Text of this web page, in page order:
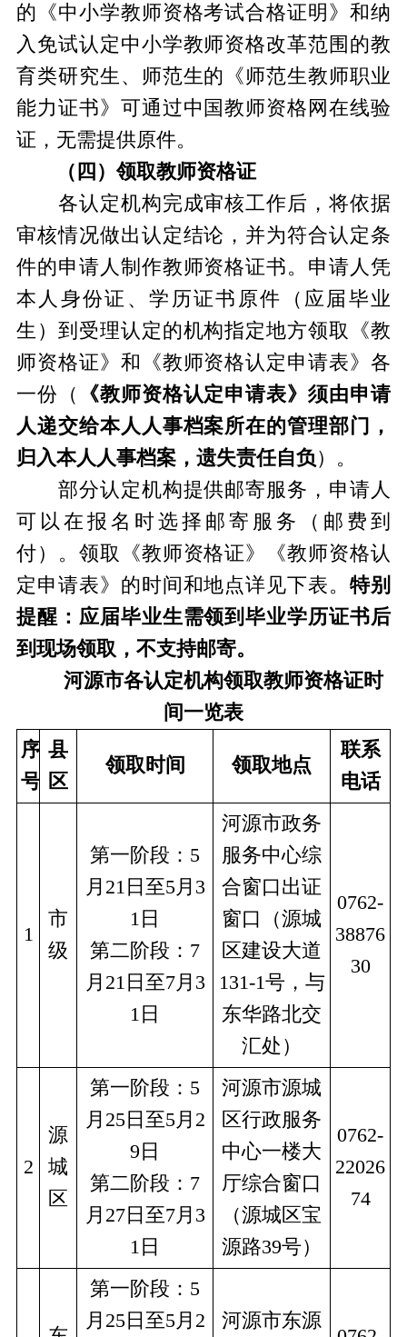
的《中小学教师资格考试合格证明》和纳
入免试认定中小学教师资格改革范围的教
育类研究生、师范生的《师范生教师职业
能力证书》可通过中国教师资格网在线验
证，无需提供原件。
（四）领取教师资格证
各认定机构完成审核工作后，将依据
审核情况做出认定结论，并为符合认定条
件的申请人制作教师资格证书。申请人凭
本人身份证、学历证书原件（应届毕业
生）到受理认定的机构指定地方领取《教
师资格证》和《教师资格认定申请表》各
一份（
《教师资格认定申请表》须由申请
人递交给本人人事档案所在的管理部门，
归入本人人事档案，遗失责任自负 ）。
部分认定机构提供邮寄服务，申请人
可以在报名时选择邮寄服务（邮费到
付）。领取《教师资格证》《教师资格认
定申请表》的时间和地点详见下表。特别
提醒：应届毕业生需领到毕业学历证书后
到现场领取，不支持邮寄。
河源市各认定机构领取教师资格证时
间一览表
序
号
县
区
领取时间 领取地点
联系
电话
1
市
级
第一阶段：5
月21日至5月3
1日
第二阶段：7
月21日至7月3
1日
河源市政务
服务中心综
合窗口出证
窗口（源城
区建设大道
131-1号，与
东华路北交
汇处）
0762-
38876
30
2
源
城
区
第一阶段：5
月25日至5月2
9日
第二阶段：7
月27日至7月3
1日
河源市源城
区行政服务
中心一楼大
厅综合窗口
（源城区宝
源路39号）
0762-
22026
74
第一阶段：5
月25日至5月2
河源市东源